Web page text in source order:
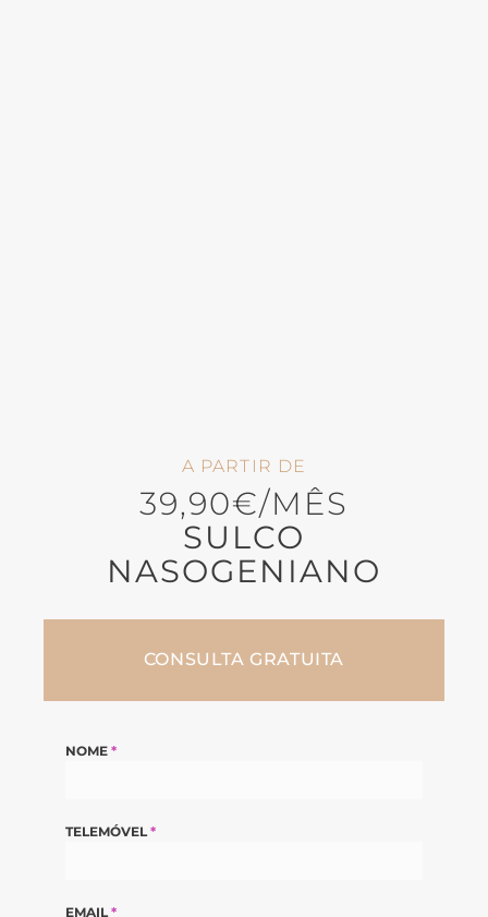
A PARTIR DE
39,90€/MÊS
SULCO
NASOGENIANO
CONSULTA GRATUITA
NOME*
TELEMÓVEL*
EMAIL*